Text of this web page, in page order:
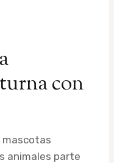
con
mascotas
animales parte